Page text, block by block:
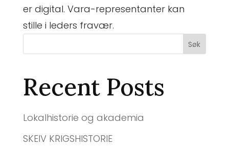
er digital. Vara-representanter kan
stille i leders fravær.
Søk
Recent Posts
Lokalhistorie og akademia
SKEIV KRIGSHISTORIE